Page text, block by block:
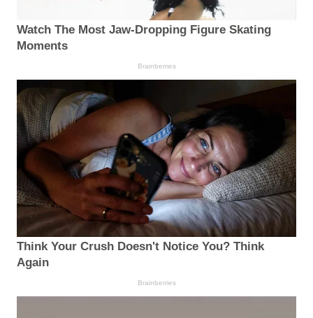
Watch The Most Jaw‑Dropping Figure Skating
Moments
Brainberries
Think Your Crush Doesn't Notice You? Think
Again
Brainberries